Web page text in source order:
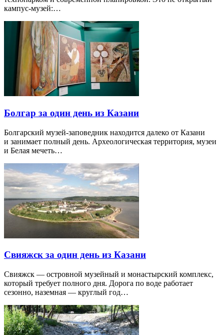
кампус-музей:…
Болгар за один день из Казани
Болгарский музей-заповедник находится далеко от Казани
и занимает полный день. Археологическая территория, музеи
и Белая мечеть…
Свияжск за один день из Казани
Свияжск — островной музейный и монастырский комплекс,
который требует полного дня. Дорога по воде работает
сезонно, наземная — круглый год…